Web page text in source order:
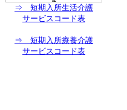
⇒ 短期入所生活介護
サービスコード表
⇒ 短期入所療養介護
サービスコード表